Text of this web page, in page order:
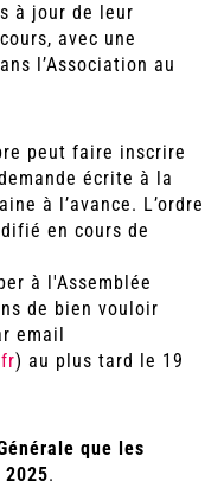
à jour de leur
avec une
l’Association au
peut faire inscrire
écrite à la
à l’avance. L’ordre
en cours de
à l'Assemblée
de bien vouloir
email
) au plus tard le 19
que les
.